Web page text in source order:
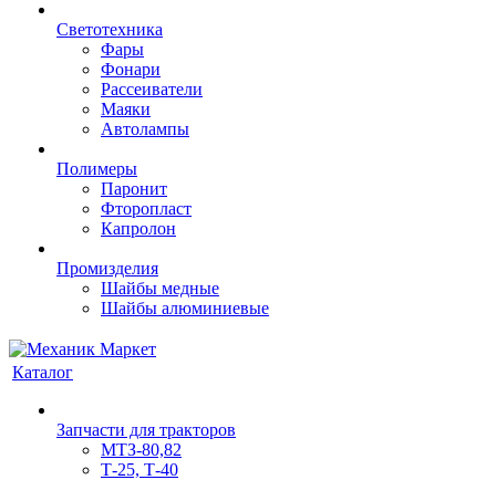
Светотехника
Фары
Фонари
Рассеиватели
Маяки
Автолампы
Полимеры
Паронит
Фторопласт
Капролон
Промизделия
Шайбы медные
Шайбы алюминиевые
Каталог
Запчасти для тракторов
МТЗ-80,82
Т-25, Т-40